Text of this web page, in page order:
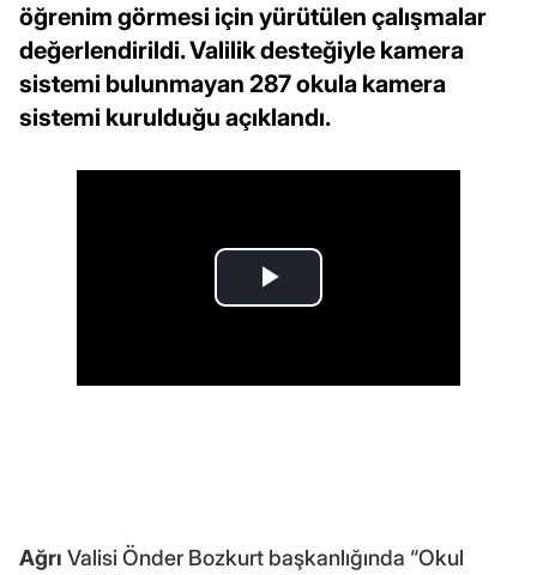
öğrenim görmesi için yürütülen çalışmalar
değerlendirildi. Valilik desteğiyle kamera
sistemi bulunmayan 287 okula kamera
sistemi kurulduğu açıklandı.
Ağrı Valisi Önder Bozkurt başkanlığında “Okul